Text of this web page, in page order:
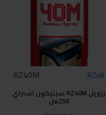
RZoil
RZ40M
رزويل RZ40M سيليكون اسبراي
250مل